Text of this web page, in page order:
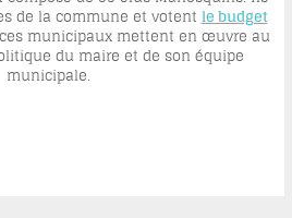
de la commune et votentle budget
municipaux mettent en œuvre au
du maire et de son équipe
municipale.